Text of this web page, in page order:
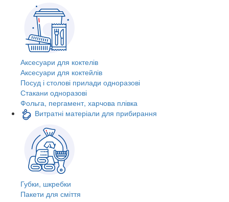
Аксесуари для коктелів
Аксесуари для коктейлів
Посуд і столові прилади одноразові
Стакани одноразові
Фольга, пергамент, харчова плівка
Витратні матеріали для прибирання
Губки, шкребки
Пакети для сміття